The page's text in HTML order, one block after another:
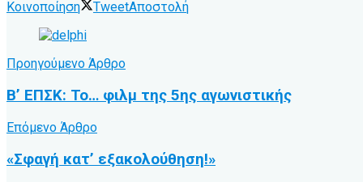
Κοινοποίηση TweetΑποστολή
Προηγούμενο Άρθρο
Β’ ΕΠΣΚ: Το… φιλμ της 5ης αγωνιστικής
Επόμενο Άρθρο
«Σφαγή κατ’ εξακολούθηση!»